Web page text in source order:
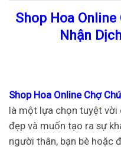
Shop Hoa Online
Nhận
Shop Hoa Online Chợ
là một lựa chọn tuyệt
đẹp và muốn tạo ra sự
người thân, bạn bè hoặc